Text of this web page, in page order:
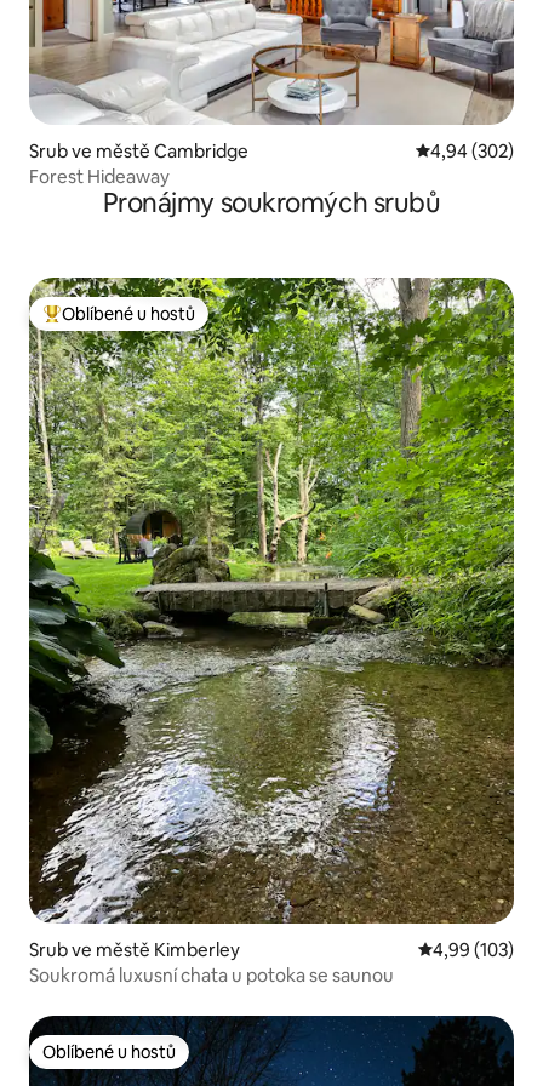
Srub ve městě Cambridge Průměrné
4,94 (302)
Forest Hideaway
Pronájmy soukromých srubů
Nejlepší v kategorii Oblíbené u hostů
Oblíbené u hostů
Srub ve městě Kimberley Průměrné
4,99 (103)
Soukromá luxusní chata u potoka se saunou
Oblíbené u hostů
Oblíbené u hostů